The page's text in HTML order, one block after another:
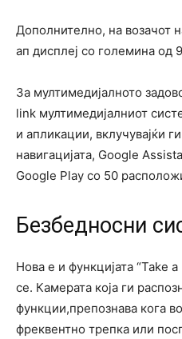
Дополнително, на возачот
ап дисплеј со големина од
За мултимедијалното
link мултимедијалниот
и апликации, вклучувајќи
навигацијата, Google
Google Play со 50
Безбедносни
Нова е и функцијата “Take
се. Камерата која ги
функции,препознава кога
фреквентно трепка или